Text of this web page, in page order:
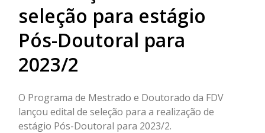
seleção para estágio
Pós-Doutoral para
2023/2
O Programa de Mestrado e Doutorado da FDV
lançou edital de seleção para a realização de
estágio Pós-Doutoral para 2023/2.